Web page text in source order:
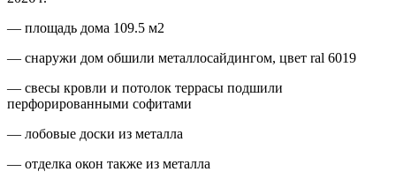
— площадь дома 109.5 м2
— снаружи дом обшили металлосайдингом, цвет ral 6019
— свесы кровли и потолок террасы подшили
перфорированными софитами
— лобовые доски из металла
— отделка окон также из металла